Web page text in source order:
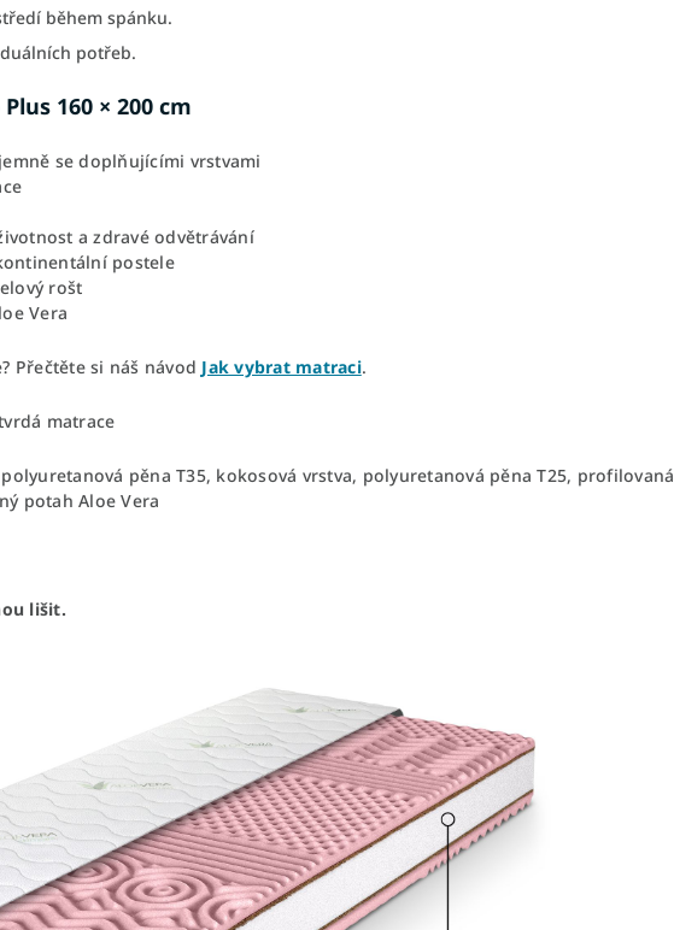
během spánku.
potřeb.
160 × 200 cm
se doplňujícími vrstvami
a zdravé odvětrávání
postele
rošt
Vera
Přečtěte si náš návod Jak vybrat matraci.
matrace
pěna T35, kokosová vrstva, polyuretanová pěna T25, profilovaná
potah Aloe Vera
lišit.